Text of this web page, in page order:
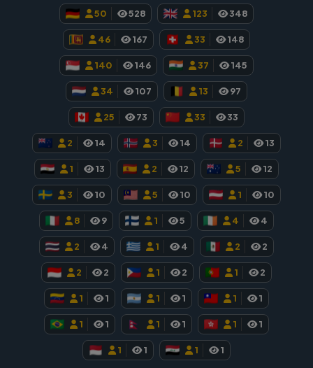
50 528 123 348
46 167 33 148
140 146 37 145
34 107 13 97
25 73 33 33
2 14 3 14 2 13
1 13 2 12 5 12
3 10 5 10 1 10
8 9 1 5 4 4
2 4 1 4 2 2
2 2 1 2 1 2
1 1 1 1 1 1
1 1 1 1 1 1
1 1 1 1